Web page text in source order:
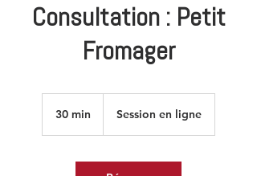
Consultation : Petit
Fromager
30 min
i
Session en ligne